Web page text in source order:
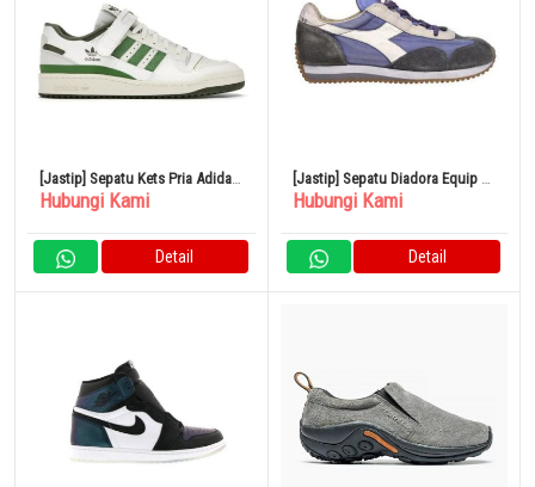
[Jastip] Sepatu Kets Pria Adidas
Forum 84 Rendah 31cm Crew
Hubungi Kami
Detail
[Jastip] Sepatu Diadora Equip H
Dirty Stone Wash Evo Lace Up
Hubungi Kami
Detail